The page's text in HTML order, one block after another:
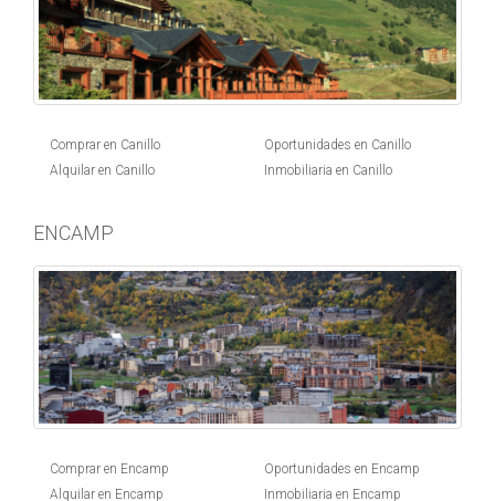
Comprar en Canillo
Alquilar en Canillo
Oportunidades en Canillo
Inmobiliaria en Canillo
ENCAMP
Comprar en Encamp
Alquilar en Encamp
Oportunidades en Encamp
Inmobiliaria en Encamp